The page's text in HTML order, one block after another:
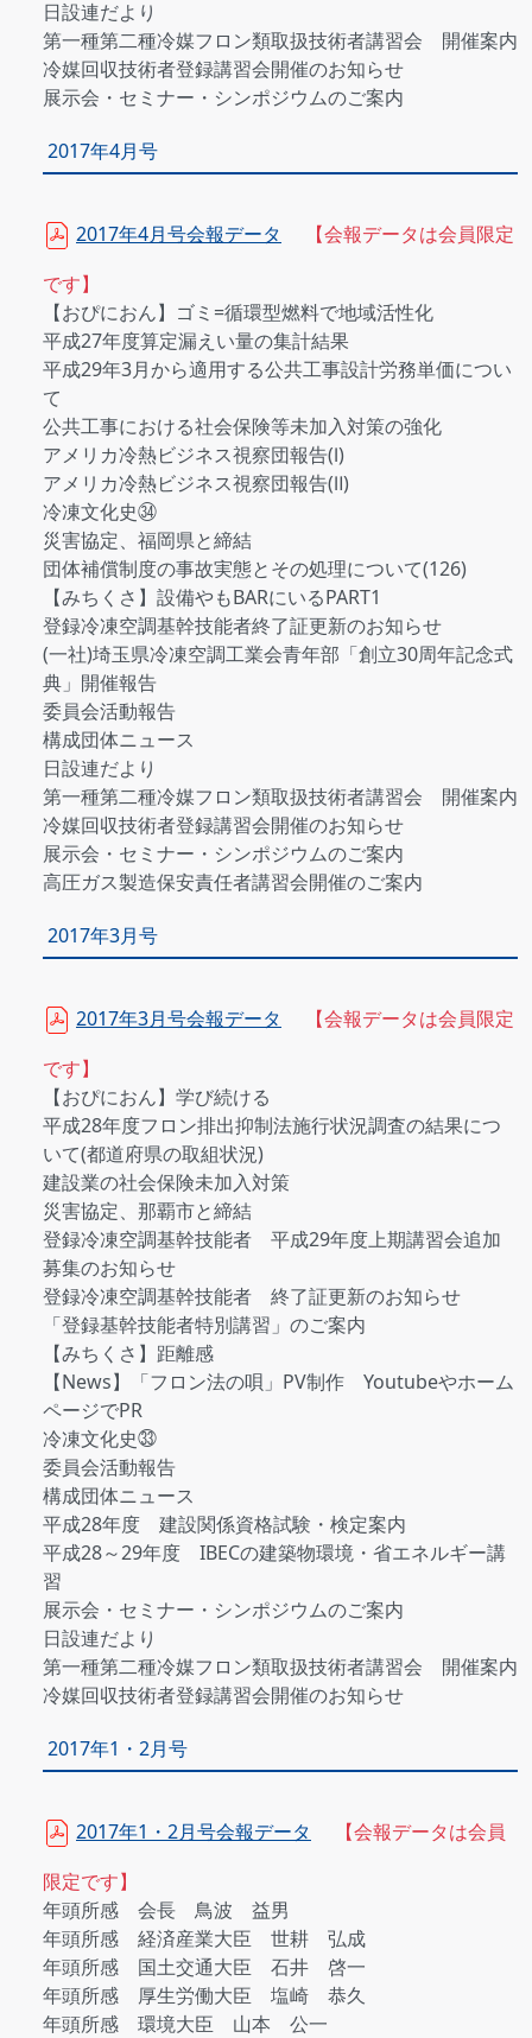
日設連だより
第一種第二種冷媒フロン類取扱技術者講習会 開催案内
冷媒回収技術者登録講習会開催のお知らせ
展示会・セミナー・シンポジウムのご案内
2017年4月号
2017年4月号会報データ
【会報データは会員限定
です】
【おぴにおん】ゴミ=循環型燃料で地域活性化
平成27年度算定漏えい量の集計結果
平成29年3月から適用する公共工事設計労務単価につい
て
公共工事における社会保険等未加入対策の強化
アメリカ冷熱ビジネス視察団報告(Ⅰ)
アメリカ冷熱ビジネス視察団報告(Ⅱ)
冷凍文化史㉞
災害協定、福岡県と締結
団体補償制度の事故実態とその処理について(126)
【みちくさ】設備やもBARにいるPART1
登録冷凍空調基幹技能者終了証更新のお知らせ
(一社)埼玉県冷凍空調工業会青年部「創立30周年記念式
典」開催報告
委員会活動報告
構成団体ニュース
日設連だより
第一種第二種冷媒フロン類取扱技術者講習会 開催案内
冷媒回収技術者登録講習会開催のお知らせ
展示会・セミナー・シンポジウムのご案内
高圧ガス製造保安責任者講習会開催のご案内
2017年3月号
2017年3月号会報データ
【会報データは会員限定
です】
【おぴにおん】学び続ける
平成28年度フロン排出抑制法施行状況調査の結果につ
いて(都道府県の取組状況)
建設業の社会保険未加入対策
災害協定、那覇市と締結
登録冷凍空調基幹技能者 平成29年度上期講習会追加
募集のお知らせ
登録冷凍空調基幹技能者 終了証更新のお知らせ
「登録基幹技能者特別講習」のご案内
【みちくさ】距離感
【News】「フロン法の唄」PV制作 Youtubeやホーム
ページでPR
冷凍文化史㉝
委員会活動報告
構成団体ニュース
平成28年度 建設関係資格試験・検定案内
平成28～29年度 IBECの建築物環境・省エネルギー講
習
展示会・セミナー・シンポジウムのご案内
日設連だより
第一種第二種冷媒フロン類取扱技術者講習会 開催案内
冷媒回収技術者登録講習会開催のお知らせ
2017年1・2月号
2017年1・2月号会報データ
【会報データは会員
限定です】
年頭所感 会長 鳥波 益男
年頭所感 経済産業大臣 世耕 弘成
年頭所感 国土交通大臣 石井 啓一
年頭所感 厚生労働大臣 塩崎 恭久
年頭所感 環境大臣 山本 公一